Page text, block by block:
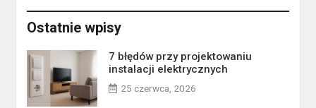
Ostatnie wpisy
7 błędów przy projektowaniu
instalacji elektrycznych
25 czerwca, 2026